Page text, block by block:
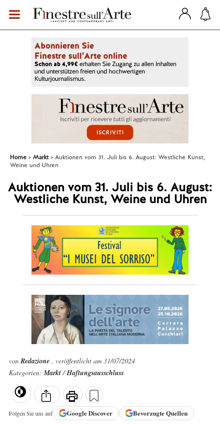
Home Markt
Auktionen vom 31. Juli bis 6. August: Westliche Kunst,
Weine und Uhren
Auktionen vom 31. Juli bis 6. August:
Westliche Kunst, Weine und Uhren
vonRedazione , veröffentlicht am 31/07/2024
Kategorien:Markt/Haftungsausschluss
Folgen Sie uns auf GoogleDiscover Bevorzugte Quellen